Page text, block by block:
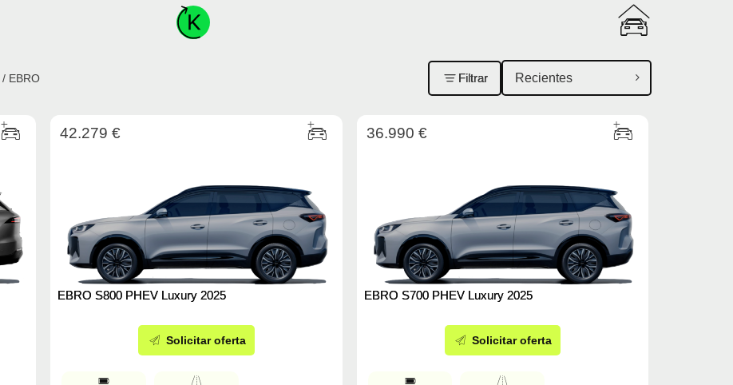
/ EBRO Filtrar
42.279 €
EBRO S800 PHEV Luxury 2025
Solicitar oferta
36.990 €
EBRO S700 PHEV Luxury 2025
Solicitar oferta